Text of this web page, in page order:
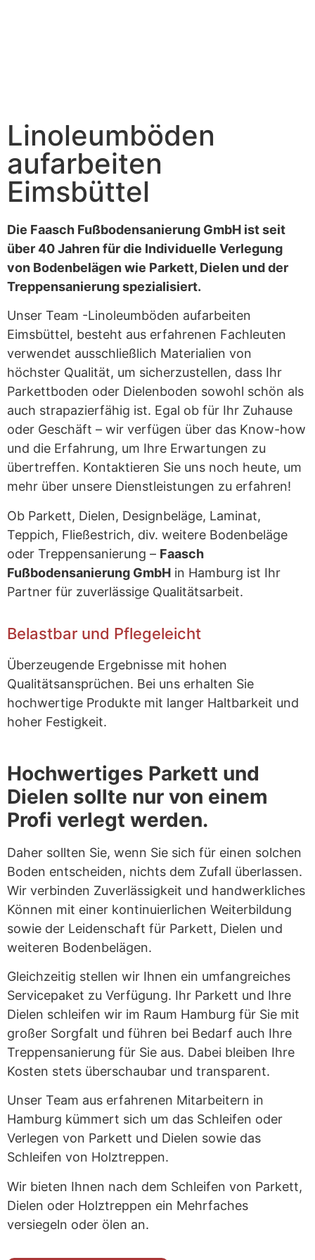
Linoleumböden
aufarbeiten
Eimsbüttel
Die Faasch Fußbodensanierung GmbH ist seit
über 40 Jahren für die Individuelle Verlegung
von Bodenbelägen wie Parkett, Dielen und der
Treppensanierung spezialisiert.
Unser Team -Linoleumböden aufarbeiten
Eimsbüttel, besteht aus erfahrenen Fachleuten
verwendet ausschließlich Materialien von
höchster Qualität, um sicherzustellen, dass Ihr
Parkettboden oder Dielenboden sowohl schön als
auch strapazierfähig ist. Egal ob für Ihr Zuhause
oder Geschäft – wir verfügen über das Know-how
und die Erfahrung, um Ihre Erwartungen zu
übertreffen. Kontaktieren Sie uns noch heute, um
mehr über unsere Dienstleistungen zu erfahren!
Ob Parkett, Dielen, Designbeläge, Laminat,
Teppich, Fließestrich, div. weitere Bodenbeläge
oder Treppensanierung – Faasch
Fußbodensanierung GmbH in Hamburg ist Ihr
Partner für zuverlässige Qualitätsarbeit.
Belastbar und Pflegeleicht
Überzeugende Ergebnisse mit hohen
Qualitätsansprüchen. Bei uns erhalten Sie
hochwertige Produkte mit langer Haltbarkeit und
hoher Festigkeit.
Hochwertiges Parkett und
Dielen sollte nur von einem
Profi verlegt werden.
Daher sollten Sie, wenn Sie sich für einen solchen
Boden entscheiden, nichts dem Zufall überlassen.
Wir verbinden Zuverlässigkeit und handwerkliches
Können mit einer kontinuierlichen Weiterbildung
sowie der Leidenschaft für Parkett, Dielen und
weiteren Bodenbelägen.
Gleichzeitig stellen wir Ihnen ein umfangreiches
Servicepaket zu Verfügung. Ihr Parkett und Ihre
Dielen schleifen wir im Raum Hamburg für Sie mit
großer Sorgfalt und führen bei Bedarf auch Ihre
Treppensanierung für Sie aus. Dabei bleiben Ihre
Kosten stets überschaubar und transparent.
Unser Team aus erfahrenen Mitarbeitern in
Hamburg kümmert sich um das Schleifen oder
Verlegen von Parkett und Dielen sowie das
Schleifen von Holztreppen.
Wir bieten Ihnen nach dem Schleifen von Parkett,
Dielen oder Holztreppen ein Mehrfaches
versiegeln oder ölen an.